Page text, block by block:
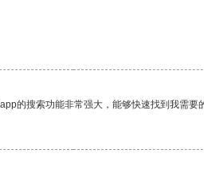
的搜索功能非常强大，能够快速找到我需要